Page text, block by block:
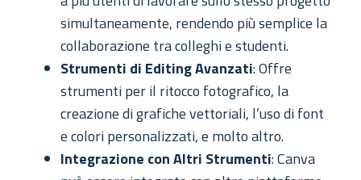
simultaneamente, rendendo più semplice la
collaborazione tra colleghi e studenti.
Strumenti di Editing Avanzati: Offre
strumenti per il ritocco fotografico, la
creazione di grafiche vettoriali, l’uso di font
e colori personalizzati, e molto altro.
Integrazione con Altri Strumenti: Canva